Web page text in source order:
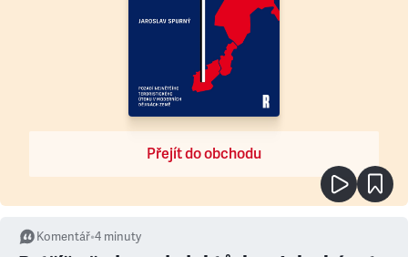
Přejít do obchodu
Komentář•4 minuty